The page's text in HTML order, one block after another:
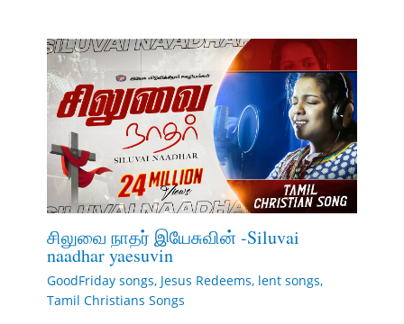
சிலுவை நாதர் இயேசுவின் -Siluvai
naadhar yaesuvin
GoodFriday songs, Jesus Redeems, lent songs,
Tamil Christians Songs